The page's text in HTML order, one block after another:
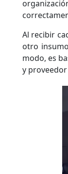
Al recibir
otro
modo, es
y